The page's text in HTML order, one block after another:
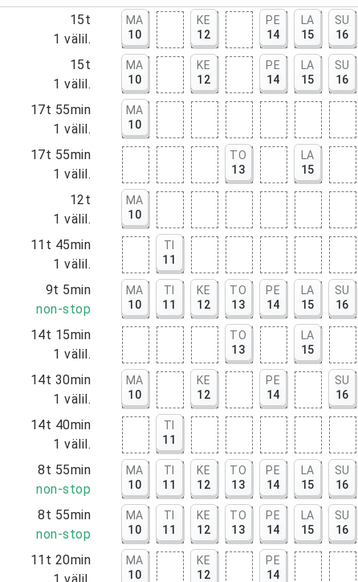
15t
1 välil.
MA
10
KE
12
PE
14
LA
15
SU
16
15t
1 välil.
MA
10
KE
12
PE
14
LA
15
SU
16
17t 55min
1 välil.
MA
10
17t 55min
1 välil.
TO
13
LA
15
12t
1 välil.
MA
10
11t 45min
1 välil.
TI
11
9t 5min
non-stop
MA
10
TI
11
KE
12
TO
13
PE
14
LA
15
SU
16
14t 15min
1 välil.
TO
13
LA
15
14t 30min
1 välil.
MA
10
KE
12
PE
14
SU
16
14t 40min
1 välil.
TI
11
8t 55min
non-stop
MA
10
TI
11
KE
12
TO
13
PE
14
LA
15
SU
16
8t 55min
non-stop
MA
10
TI
11
KE
12
TO
13
PE
14
LA
15
SU
16
11t 20min
MA
10
KE
12
PE
14